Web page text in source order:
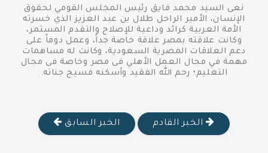
نعى السيد محمد فايق رئيس المجلس القومي لحقوق
الإنسان، الأمير الراحل طلال بن عبد العزيز الذي خسرته
الأمة العربية كرائد وداعية للإصلاح والتقدم المستمر،
وكانت علاقته بمصر علاقة خاصة جداً، وعمل دوماً على
دعم العلاقات المصرية السعودية، وكانت له مساهمات
مهمة في مجال العمل الأهلي فى مصر وخاصة فى مجال
التعليم؛ رحم الله الفقيد وأسكنه فسيح جناته.
الخبر القادم الخبر السابق